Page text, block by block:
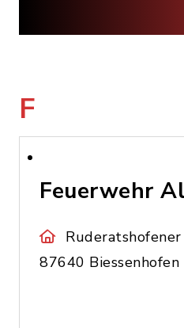
F
Feuerwehr
87640 Biessenhofen